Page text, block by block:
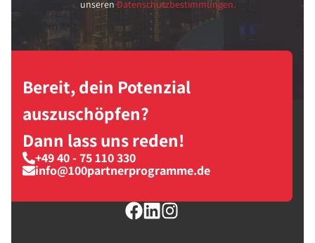
unseren Datenschutzbestimmungen.
Bereit, dein Potenzial
auszuschöpfen?
Dann lass uns reden!
+49 40 - 75 110 330
info@100partnerprogramme.de